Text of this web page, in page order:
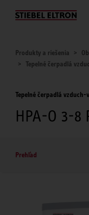
O nás
Produkty a riešenia
Tepelné čerpadlá
Tepelné čerpadlá vzduch-
HPA-O 3-8
Prehľad